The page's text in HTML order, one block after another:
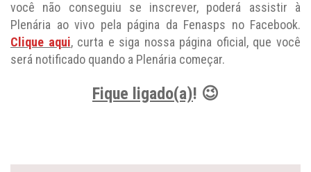
você não conseguiu se inscrever, poderá assistir à
Plenária ao vivo pela página da Fenasps no Facebook.
Clique aqui, curta e siga nossa página oficial, que você
será notificado quando a Plenária começar.
Fique ligado(a)! 😉